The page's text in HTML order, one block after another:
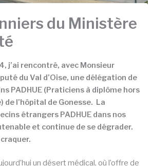
du Ministère
j’ai rencontré, avec Monsieur
du Val d’Oise, une délégation de
PADHUE (Praticiens à diplôme hors
de l’hôpital de Gonesse. La
étrangers PADHUE dans nos
et continue de se dégrader.
un désert médical, où l’offre de